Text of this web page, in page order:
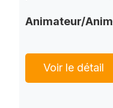
Animateur/
Voir le détail